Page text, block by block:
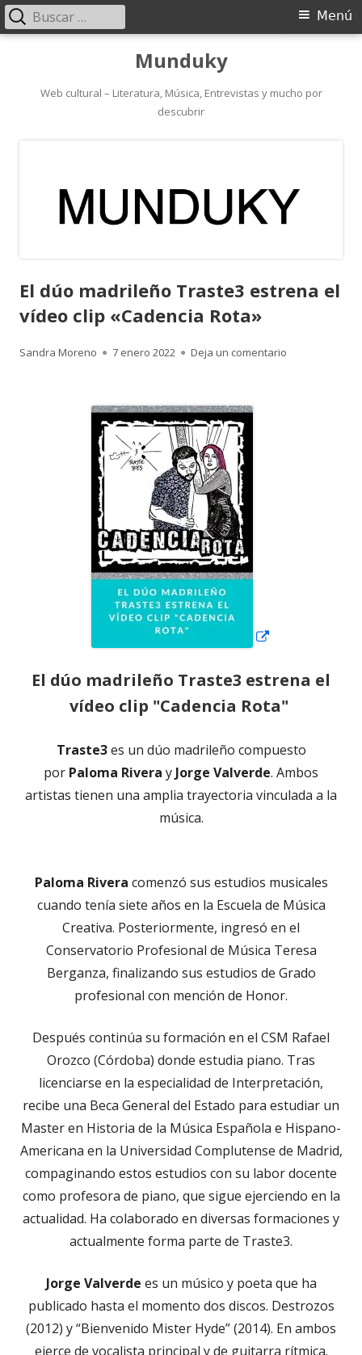
contenido
Munduky
Web cultural – Literatura, Música, Entrevistas y mucho por
descubrir
Menú
Menú
Buscar:
El dúo madrileño Traste3 estrena el
vídeo clip «Cadencia Rota»
Autor
Sandra Moreno
Publicado
7 enero 2022 Deja un comentario
El dúo madrileño Traste3 estrena el
vídeo clip "Cadencia Rota"
Traste3es un dúo madrileño compuesto
por Paloma Rivera y Jorge Valverde. Ambos
artistas tienen una amplia trayectoria vinculada a la
música.
Paloma Rivera comenzó sus estudios musicales
cuando tenía siete años en la Escuela de Música
Creativa. Posteriormente, ingresó en el
Conservatorio Profesional de Música Teresa
Berganza, finalizando sus estudios de Grado
profesional con mención de Honor.
Después continúa su formación en el CSM Rafael
Orozco (Córdoba) donde estudia piano. Tras
licenciarse en la especialidad de Interpretación,
recibe una Beca General del Estado para estudiar un
Master en Historia de la Música Española e Hispano-
Americana en la Universidad Complutense de Madrid,
compaginando estos estudios con su labor docente
como profesora de piano, que sigue ejerciendo en la
actualidad. Ha colaborado en diversas formaciones y
actualmente forma parte de Traste3.
Jorge Valverde es un músico y poeta que ha
publicado hasta el momento dos discos. Destrozos
(2012) y “Bienvenido Mister Hyde” (2014). En ambos
ejerce de vocalista principal y de guitarra rítmica.